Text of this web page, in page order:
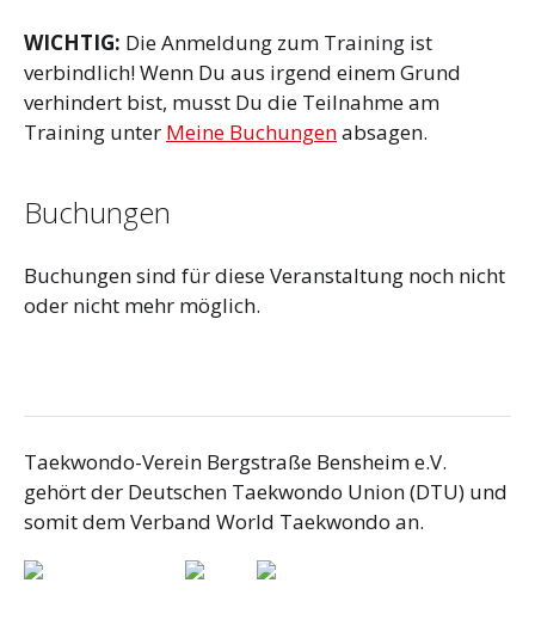
WICHTIG: Die Anmeldung zum Training ist
verbindlich! Wenn Du aus irgend einem Grund
verhindert bist, musst Du die Teilnahme am
Training unter Meine Buchungenabsagen.
Buchungen
Buchungen sind für diese Veranstaltung noch nicht
oder nicht mehr möglich.
Taekwondo-Verein Bergstraße Bensheim e.V.
gehört der Deutschen Taekwondo Union (DTU) und
somit dem Verband World Taekwondo an.